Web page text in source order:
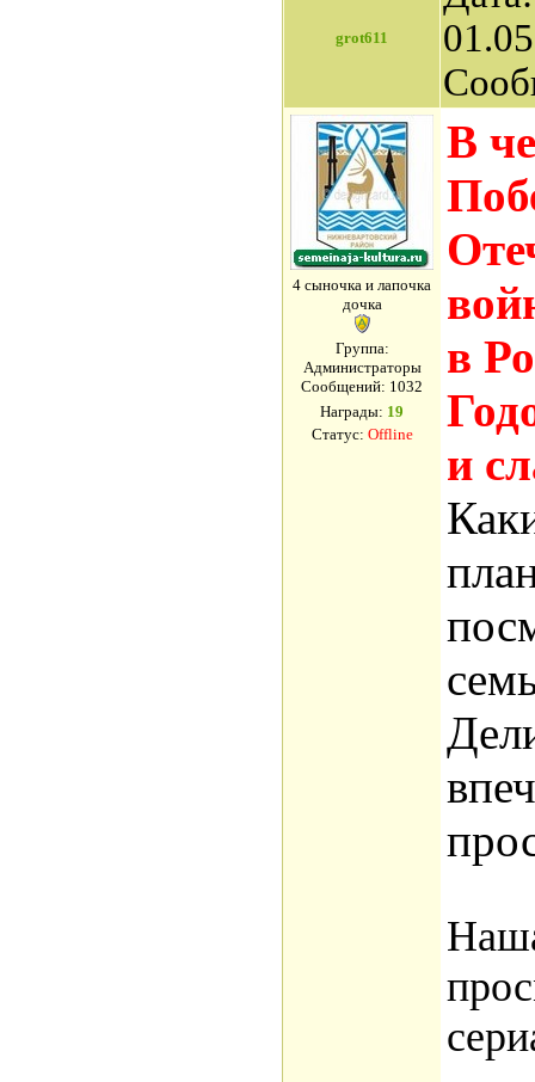
grot611
4 сыночка и лапочка
дочка
Группа:
Администраторы
Сообщений: 1032
Награды: 19
Статус: Offline
В
в
и